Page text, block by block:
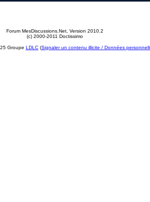
Forum MesDiscussions.Net , Version 2010.2
(c) 2000-2011 Doctissimo
Groupe LDLC (Signaler un contenu illicite / Données